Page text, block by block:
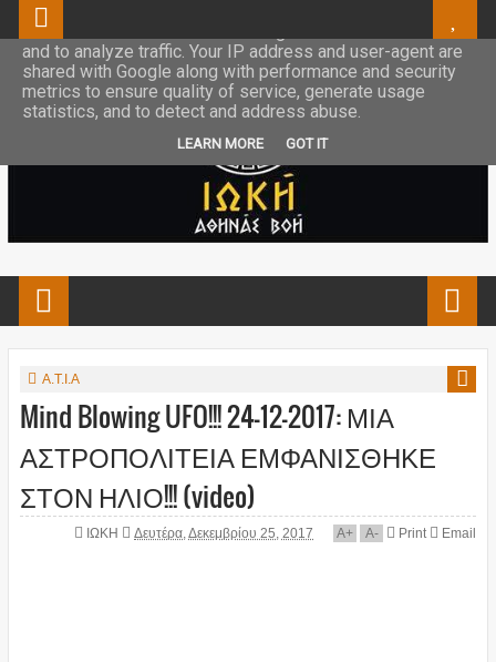
Α.Τ.Ι.Α
Mind Blowing UFO!!! 24-12-2017: ΜΙΑ
ΑΣΤΡΟΠΟΛΙΤΕΙΑ ΕΜΦΑΝΙΣΘΗΚΕ
ΣΤΟΝ ΗΛΙΟ!!! (video)
ΙΩΚΗ Δευτέρα, Δεκεμβρίου 25, 2017 A+ A- Print Email
This site uses cookies from Google to deliver its services
and to analyze traffic. Your IP address and user-agent are
shared with Google along with performance and security
metrics to ensure quality of service, generate usage
statistics, and to detect and address abuse.
LEARN MORE GOT IT